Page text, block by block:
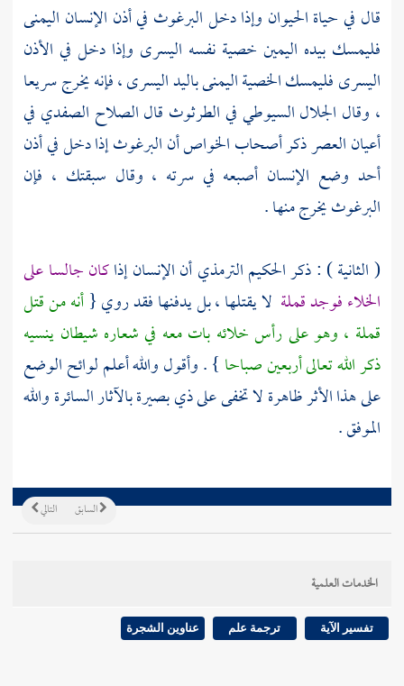
قال في حياة الحيوان وإذا دخل البرغوث في أذن الإنسان اليمنى
فليمسك بيده اليمين خصية نفسه اليسرى وإذا دخل في الأذن
اليسرى فليمسك الخصية اليمنى باليد اليسرى ، فإنه يخرج سريعا
، وقال الجلال السيوطيفي الطرثوث قالالصلاح الصفدي في
أعيان العصر ذكر أصحاب الخواص أن البرغوث إذا دخل في أذن
أحد وضع الإنسان أصبعه في سرته ، وقال سبقتك ، فإن
البرغوث يخرج منها .
( الثانية ) : ذكر الحكيمالترمذيأن الإنسان إذاكان جالسا على
الخلاء فوجد قملة لا يقتلها ، بل يدفنها فقد روي {أنه من قتل
قملة ، وهو على رأس خلائه بات معه في شعاره شيطان ينسيه
ذكر الله تعالى أربعين صباحا } . وأقول والله أعلم لوائح الوضع
على هذا الأثر ظاهرة لا تخفى على ذي بصيرة بالآثار السائرة والله
الموفق .
التالي السابق
الخدمات العلمية
تفسير الآية ترجمة علم عناوين الشجرة